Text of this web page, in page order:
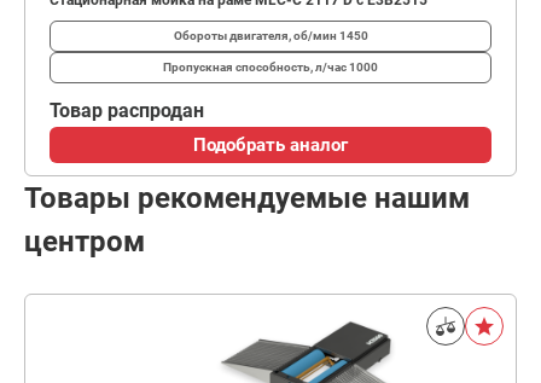
Обороты двигателя, об/мин 1450
Пропускная способность, л/час1000
Товар распродан
Подобрать аналог
Товары рекомендуемые нашим
центром